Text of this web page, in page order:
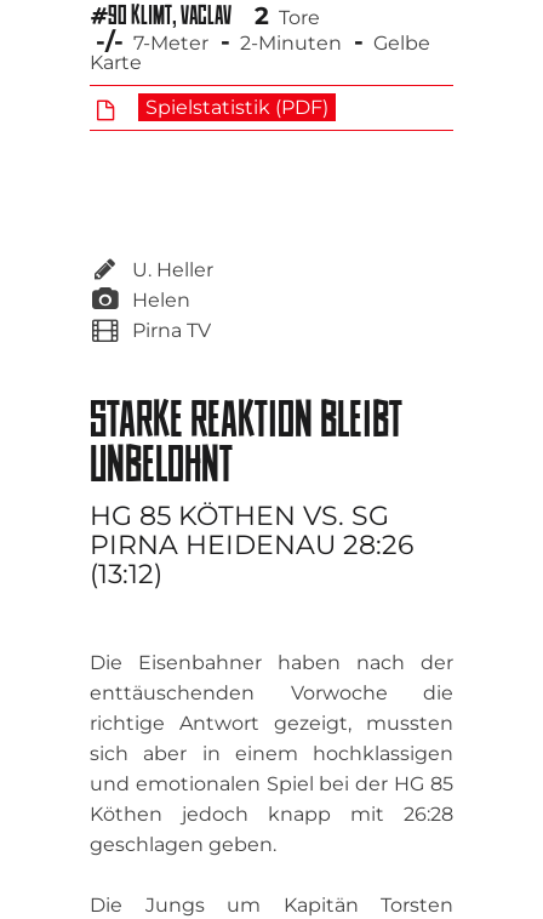
#90 KLIMT, VACLAV 2 Tore
-/- 7-Meter - 2-Minuten - Gelbe
Karte
Spielstatistik (PDF)
U. Heller
Helen
Pirna TV
STARKE REAKTION BLEIBT
UNBELOHNT
HG 85 KÖTHEN VS. SG
PIRNA HEIDENAU 28:26
(13:12)
Die Eisenbahner haben nach der
enttäuschenden Vorwoche die
richtige Antwort gezeigt, mussten
sich aber in einem hochklassigen
und emotionalen Spiel bei der HG 85
Köthen jedoch knapp mit 26:28
geschlagen geben.
Die Jungs um Kapitän Torsten